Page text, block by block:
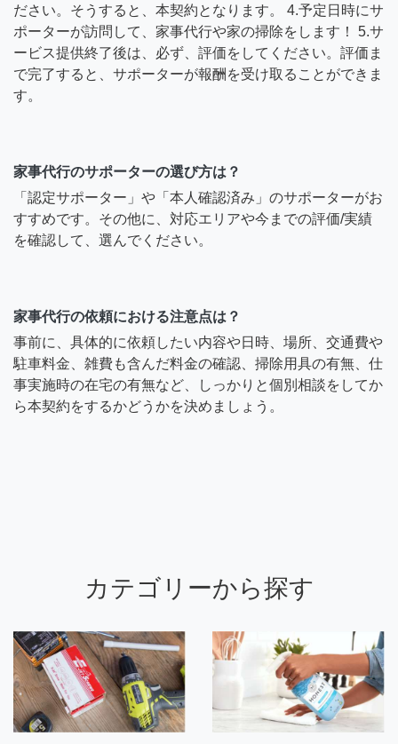
ださい。そうすると、本契約となります。 4.予定日時にサ
ポーターが訪問して、家事代行や家の掃除をします！ 5.サ
ービス提供終了後は、必ず、評価をしてください。評価ま
で完了すると、サポーターが報酬を受け取ることができま
す。
家事代行のサポーターの選び方は？
「認定サポーター」や「本人確認済み」のサポーターがお
すすめです。その他に、対応エリアや今までの評価/実績
を確認して、選んでください。
家事代行の依頼における注意点は？
事前に、具体的に依頼したい内容や日時、場所、交通費や
駐車料金、雑費も含んだ料金の確認、掃除用具の有無、仕
事実施時の在宅の有無など、しっかりと個別相談をしてか
ら本契約をするかどうかを決めましょう。
カテゴリーから探す